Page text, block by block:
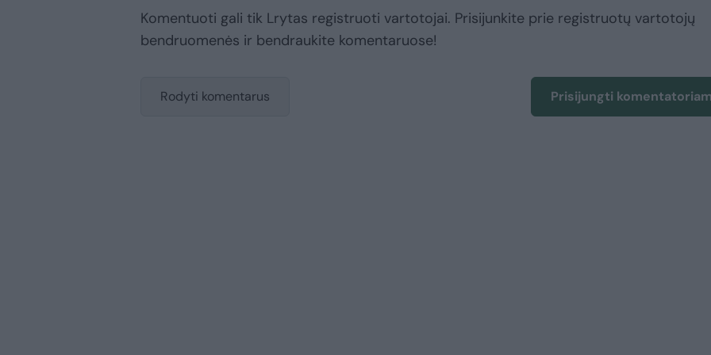
Komentuoti gali tik Lrytas registruoti vartotojai. Prisijunkite prie registruotų vartotojų
bendruomenės ir bendraukite komentaruose!
Rodyti komentarus Prisijungti